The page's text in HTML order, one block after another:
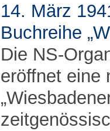
14. März
Buchreihe
Die NS-
eröffnet eine